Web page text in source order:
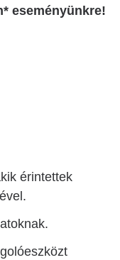
eseményünkre!
érintettek